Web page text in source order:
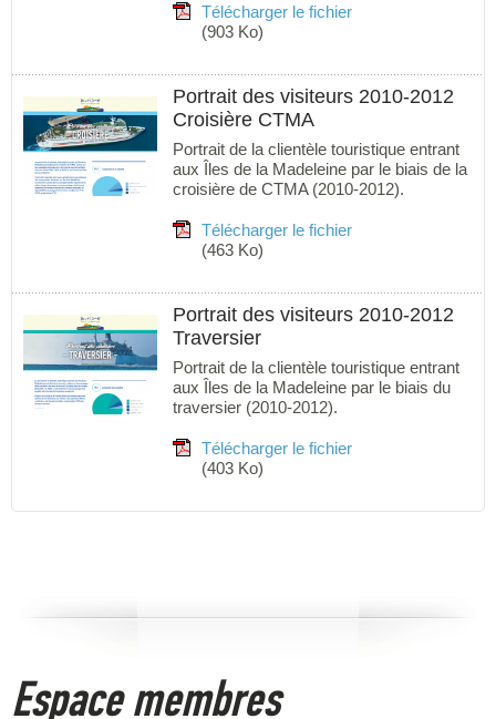
Télécharger le fichier
(903 Ko)
Portrait des visiteurs 2010-2012
Croisière CTMA
Portrait de la clientèle touristique entrant
aux Îles de la Madeleine par le biais de la
croisière de CTMA (2010-2012).
Télécharger le fichier
(463 Ko)
Portrait des visiteurs 2010-2012
Traversier
Portrait de la clientèle touristique entrant
aux Îles de la Madeleine par le biais du
traversier (2010-2012).
Télécharger le fichier
(403 Ko)
Espace membres